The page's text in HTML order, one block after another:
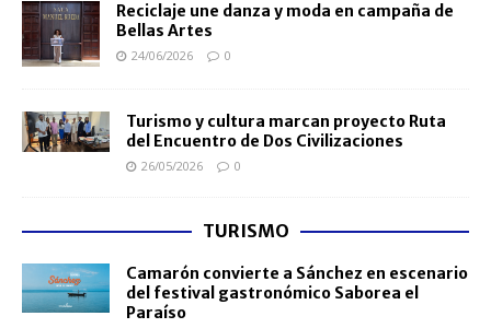
Reciclaje une danza y moda en campaña de
Bellas Artes
24/06/2026 0
Turismo y cultura marcan proyecto Ruta
del Encuentro de Dos Civilizaciones
26/05/2026 0
TURISMO
Camarón convierte a Sánchez en escenario
del festival gastronómico Saborea el
Paraíso